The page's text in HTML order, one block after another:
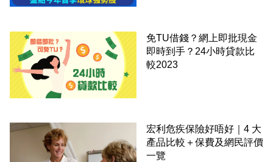
免TU借錢？網上即批現金
即時到手？24小時貸款比
較2023
宏利危疾保險好唔好｜4 大
產品比較＋保費及網民評價
一覽